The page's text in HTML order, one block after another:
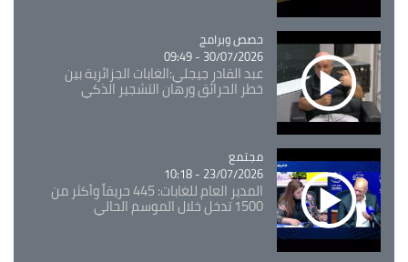
Catégorie
حصص وبرامج
30/07/2026 - 09:49
عبد القادر جيجلي:الغابات الجزائرية بين
خطر الحرائق ورهان التشجير الذكي
Catégorie
مجتمع
23/07/2026 - 10:18
المدير العام للغابات: 445 حريقاً وأكثر من
1500 تدخل خلال الموسم الحالي